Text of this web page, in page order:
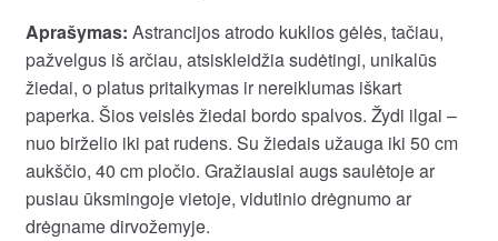
Aprašymas: Astrancijos atrodo kuklios gėlės, tačiau,
pažvelgus iš arčiau, atsiskleidžia sudėtingi, unikalūs
žiedai, o platus pritaikymas ir nereiklumas iškart
paperka. Šios veislės žiedai bordo spalvos. Žydi ilgai –
nuo birželio iki pat rudens. Su žiedais užauga iki 50 cm
aukščio, 40 cm pločio. Gražiausiai augs saulėtoje ar
pusiau ūksmingoje vietoje, vidutinio drėgnumo ar
drėgname dirvožemyje.